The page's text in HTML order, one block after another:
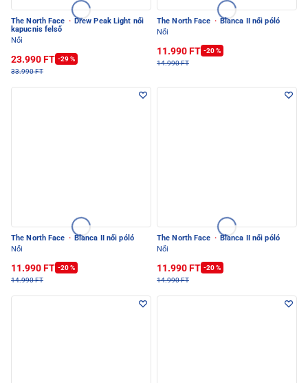
The North Face · Drew Peak Light női
kapucnis felső
Női
23.990 FT -29 %
33.990 FT
The North Face · Blanca II női póló
Női
11.990 FT -20 %
14.990 FT
The North Face · Blanca II női póló
Női
11.990 FT -20 %
14.990 FT
The North Face · Blanca II női póló
Női
11.990 FT -20 %
14.990 FT